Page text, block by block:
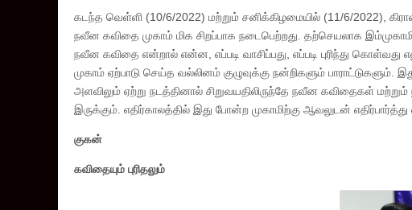
கடந்த வெள்ளி (10/6/2022) மற்றும் சனிக்கிழமையில் (11/6/2022),
நவீன கவிதை முகாம் மிக சிறப்பாக நடைபெற்றது. தற்செயலாக
நவீன கவிதை என்றால் என்ன, எப்படி வாசிப்பது, எப்படி புரிந்து
முகாம் ஏற்பாடு செய்த வல்லினம் குழுவுக்கு நன்றிகளும்
அளவிலும் ஏற்று நடத்தினால் சிறுவயதிலிருந்தே நவீன கவிதைகள்
இருக்கும். எதிர்காலத்தில் இது போன்ற முகாமிற்கு ஆவலுடன்
குகன்
கவிதையும் புரிதலும்